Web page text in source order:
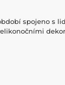
spojeno s